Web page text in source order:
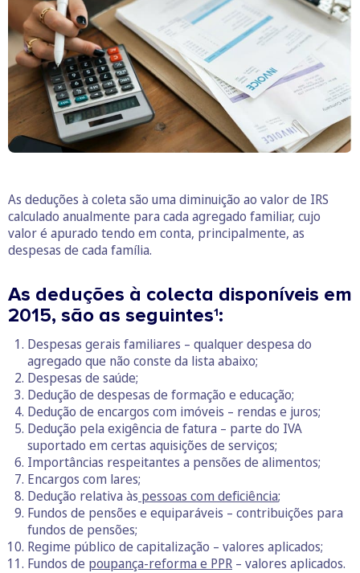
As deduções à coleta são uma diminuição ao valor de IRS
calculado anualmente para cada agregado familiar, cujo
valor é apurado tendo em conta, principalmente, as
despesas de cada família.
As deduções à colecta disponíveis em
2015, são as seguintes1:
Despesas gerais familiares – qualquer despesa do
agregado que não conste da lista abaixo;
Despesas de saúde;
Dedução de despesas de formação e educação;
Dedução de encargos com imóveis – rendas e juros;
Dedução pela exigência de fatura – parte do IVA
suportado em certas aquisições de serviços;
Importâncias respeitantes a pensões de alimentos;
Encargos com lares;
Dedução relativa às pessoas com deficiência;
Fundos de pensões e equiparáveis – contribuições para
fundos de pensões;
Regime público de capitalização – valores aplicados;
Fundos de poupança-reforma e PPR – valores aplicados.